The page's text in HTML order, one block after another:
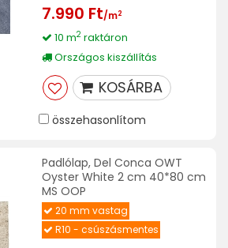
7.990 Ft/m2
10 m2raktáron
Országos kiszállítás
KOSÁRBA
összehasonlítom
Padlólap, Del Conca OWT
Oyster White 2 cm 40*80 cm
MS OOP
20 mm vastag
R10 - csúszásmentes